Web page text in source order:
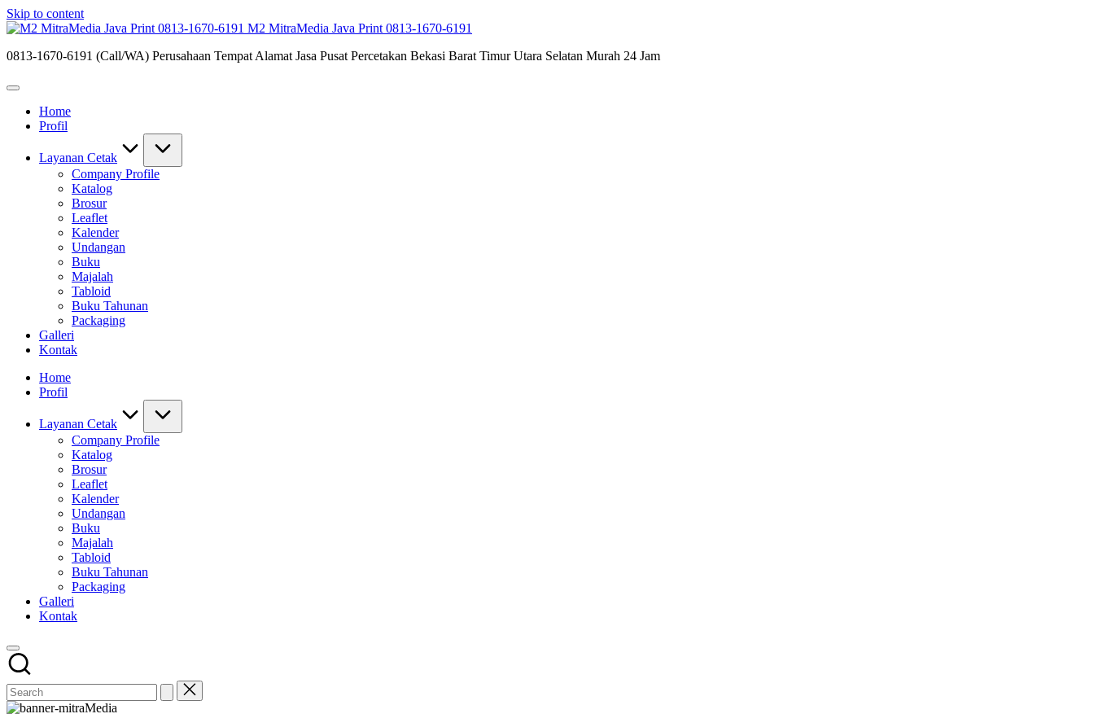
Skip to content
M2 MitraMedia Java Print 0813-1670-6191
0813-1670-6191 (Call/WA) Perusahaan Tempat Alamat Jasa Pusat Percetakan Bekasi Barat Timur Utara Selatan Murah 24 Jam
Home
Profil
Layanan Cetak
Company Profile
Katalog
Brosur
Leaflet
Kalender
Undangan
Buku
Majalah
Tabloid
Buku Tahunan
Packaging
Galleri
Kontak
Home
Profil
Layanan Cetak
Company Profile
Katalog
Brosur
Leaflet
Kalender
Undangan
Buku
Majalah
Tabloid
Buku Tahunan
Packaging
Galleri
Kontak